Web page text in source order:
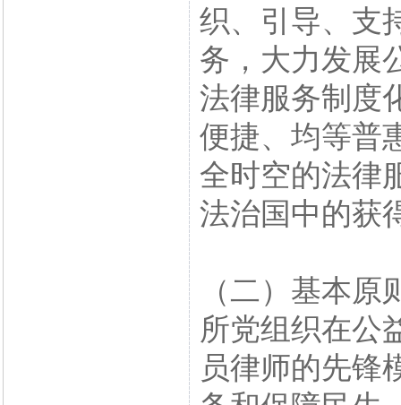
织、引导、支
务，大力发展
法律服务制度
便捷、均等普
全时空的法律
法治国中的获
（二）基本
所党组织在公
员律师的先锋